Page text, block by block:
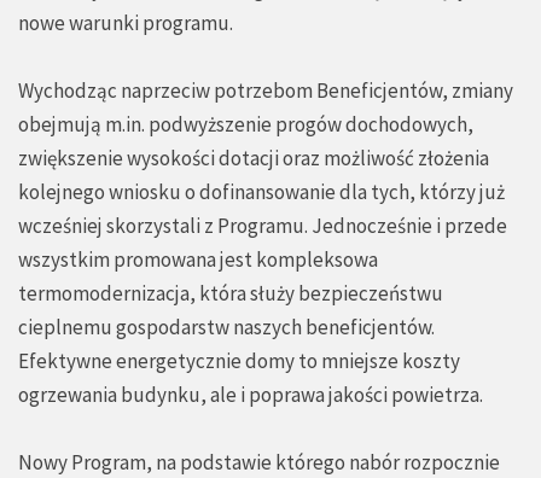
nowe warunki programu.
Wychodząc naprzeciw potrzebom Beneficjentów, zmiany
obejmują m.in. podwyższenie progów dochodowych,
zwiększenie wysokości dotacji oraz możliwość złożenia
kolejnego wniosku o dofinansowanie dla tych, którzy już
wcześniej skorzystali z Programu. Jednocześnie i przede
wszystkim promowana jest kompleksowa
termomodernizacja, która służy bezpieczeństwu
cieplnemu gospodarstw naszych beneficjentów.
Efektywne energetycznie domy to mniejsze koszty
ogrzewania budynku, ale i poprawa jakości powietrza.
Nowy Program, na podstawie którego nabór rozpocznie